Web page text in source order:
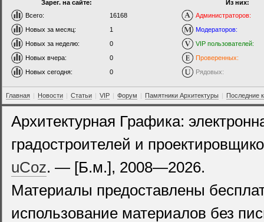
Зарег. на сайте:
Всего:
16168
Новых за месяц:
1
Новых за неделю:
0
Новых вчера:
0
Новых сегодня:
0
Из них:
Администраторов:
Модераторов:
VIP пользователей:
Проверенных:
Рядовых:
Главная | Новости | Статьи | VIP | Форум | Памятники Архитектуры | Последние
Архитектурная Графика:
градостроителей и
uCoz. — [Б.м.], 2008—2026.
Материалы предоставлены
использование материалов без